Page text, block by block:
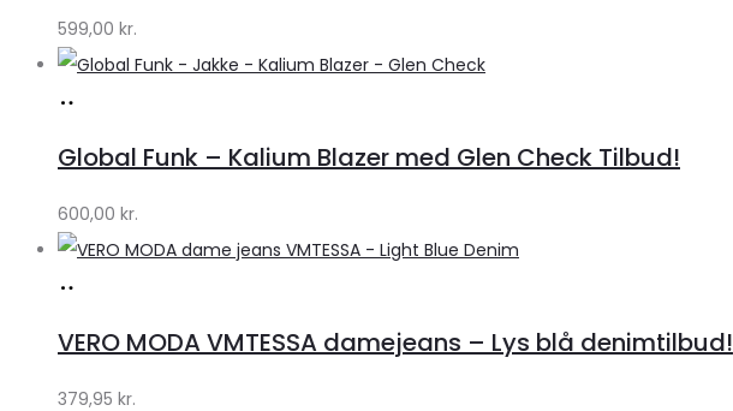
599,00 kr.
Lykke
by
Lykke
Global Funk – Kalium Blazer med Glen Check Tilbud!
600,00 kr.
Klædeskabet.dk
VERO MODA VMTESSA damejeans – Lys blå denimtilbud!
379,95 kr.